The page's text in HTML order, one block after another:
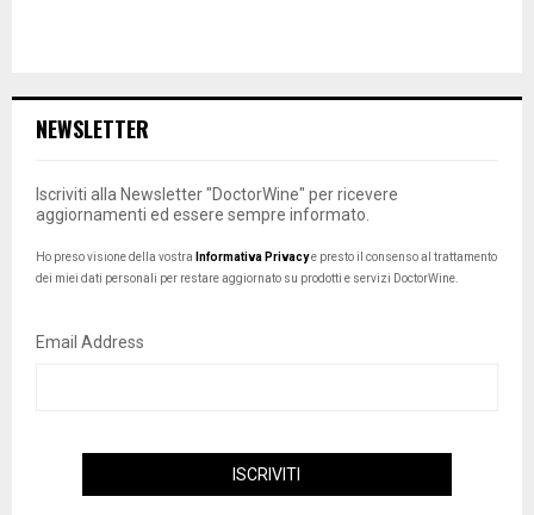
NEWSLETTER
Iscriviti alla Newsletter "DoctorWine" per ricevere
aggiornamenti ed essere sempre informato.
Ho preso visione della vostra Informativa Privacye presto il consenso al trattamento
dei miei dati personali per restare aggiornato su prodotti e servizi DoctorWine.
Email Address